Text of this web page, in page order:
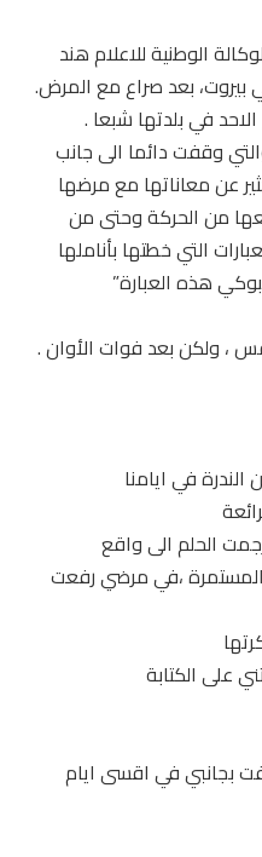
الوطنية للاعلام هند
بعد صراع مع المرض.
في بلدتها شبعا .
وقفت دائما الى جانب
عن معاناتها مع مرضها
من الحركة وحتى من
التي خطتها بأناملها
هذه العبارة”
، ولكن بعد فوات الأوان .
في ايامنا
الحلم الى واقع
،في مرضي رفعت
على الكتابة
بجانبي في اقسى ايام